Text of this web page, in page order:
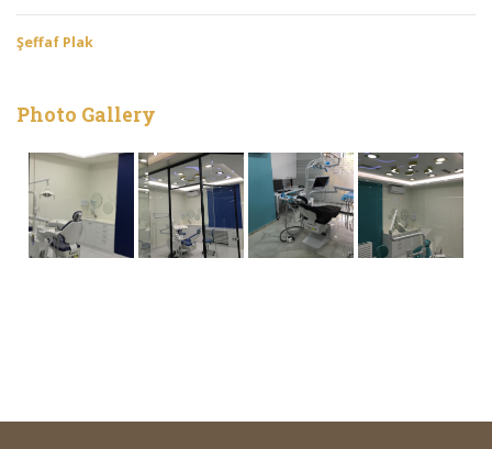
Şeffaf Plak
Photo Gallery